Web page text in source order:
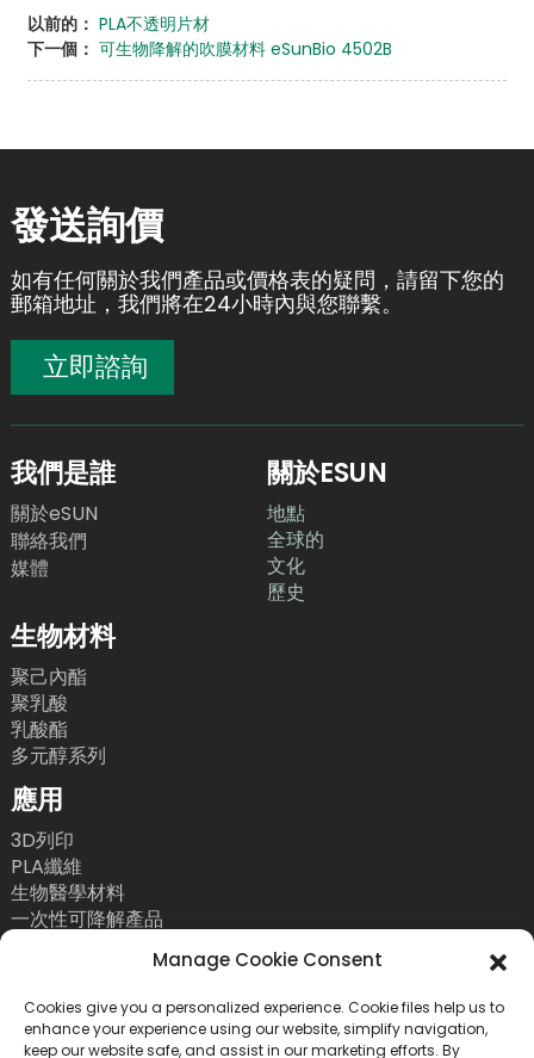
以前的： PLA不透明片材
下一個： 可生物降解的吹膜材料 eSunBio 4502B
發送詢價
如有任何關於我們產品或價格表的疑問，請留下您的
郵箱地址，我們將在24小時內與您聯繫。
立即諮詢
我們是誰
關於eSUN
聯絡我們
媒體
關於ESUN
地點
全球的
文化
歷史
生物材料
聚己內酯
聚乳酸
乳酸酯
多元醇系列
應用
3D列印
PLA纖維
生物醫學材料
一次性可降解產品
電話：+86 755 86393186
電子郵件：bright@esungroup.net
Manage Cookie Consent
Cookies give you a personalized experience. Cookie files help us to
enhance your experience using our website, simplify navigation,
keep our website safe, and assist in our marketing efforts. By